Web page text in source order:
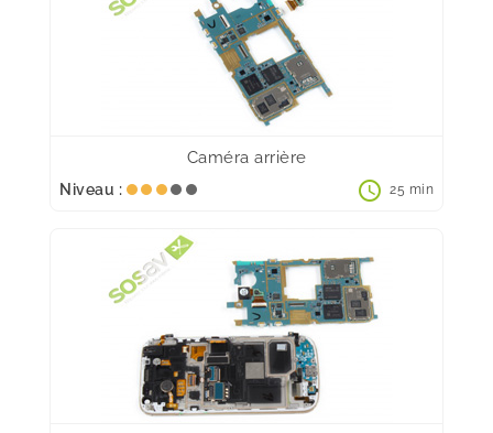
Caméra arrière
Niveau : schedule 25 min